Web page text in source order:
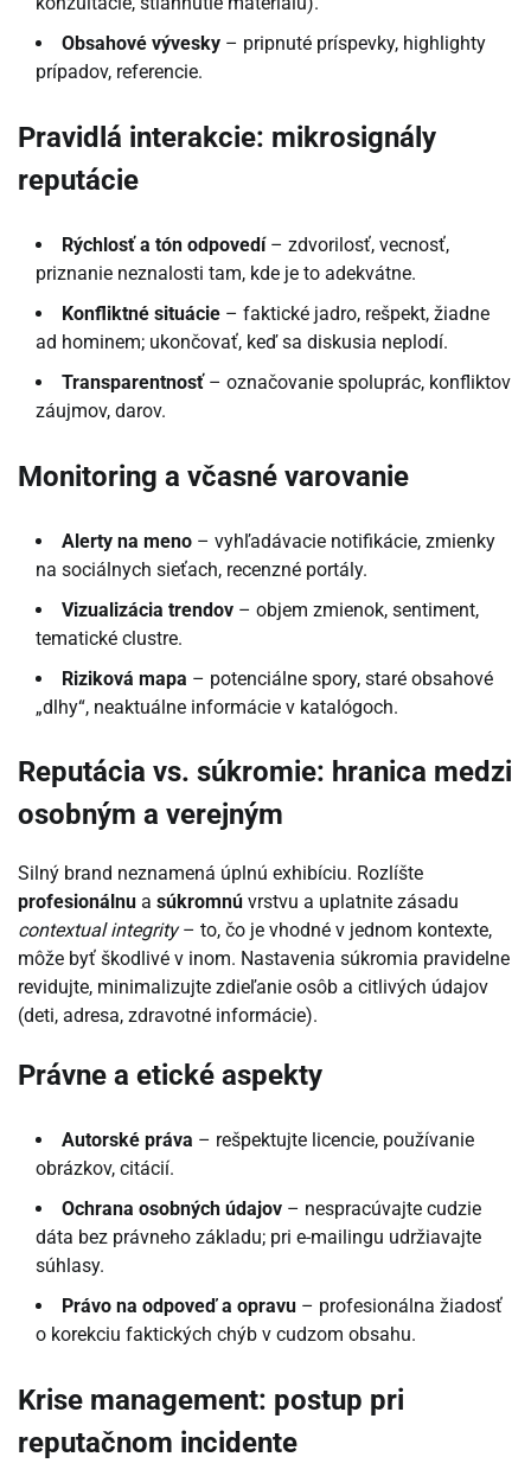
Obsahové vývesky – pripnuté príspevky, highlighty
prípadov, referencie.
Pravidlá interakcie: mikrosignály
reputácie
Rýchlosť a tón odpovedí– zdvorilosť, vecnosť,
priznanie neznalosti tam, kde je to adekvátne.
Konfliktné situácie – faktické jadro, rešpekt, žiadne
ad hominem; ukončovať, keď sa diskusia neplodí.
Transparentnosť– označovanie spoluprác, konfliktov
záujmov, darov.
Monitoring a včasné varovanie
Alerty na meno – vyhľadávacie notifikácie, zmienky
na sociálnych sieťach, recenzné portály.
Vizualizácia trendov – objem zmienok, sentiment,
tematické clustre.
Riziková mapa – potenciálne spory, staré obsahové
„dlhy“, neaktuálne informácie v katalógoch.
Reputácia vs. súkromie: hranica medzi
osobným a verejným
Silný brand neznamená úplnú exhibíciu. Rozlíšte
profesionálnu a súkromnú vrstvu a uplatnite zásadu
contextual integrity– to, čo je vhodné v jednom kontexte,
môže byť škodlivé v inom. Nastavenia súkromia pravidelne
revidujte, minimalizujte zdieľanie osôb a citlivých údajov
(deti, adresa, zdravotné informácie).
Právne a etické aspekty
Autorské práva – rešpektujte licencie, používanie
obrázkov, citácií.
Ochrana osobných údajov – nespracúvajte cudzie
dáta bez právneho základu; pri e-mailingu udržiavajte
súhlasy.
Právo na odpoveď a opravu – profesionálna žiadosť
o korekciu faktických chýb v cudzom obsahu.
Krise management: postup pri
reputačnom incidente